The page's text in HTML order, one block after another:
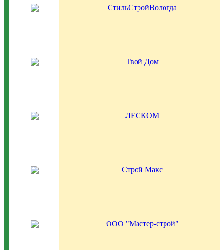
СтильСтройВологда
Твой Дом
ЛЕСКОМ
Строй Макс
ООО "Мастер-строй"